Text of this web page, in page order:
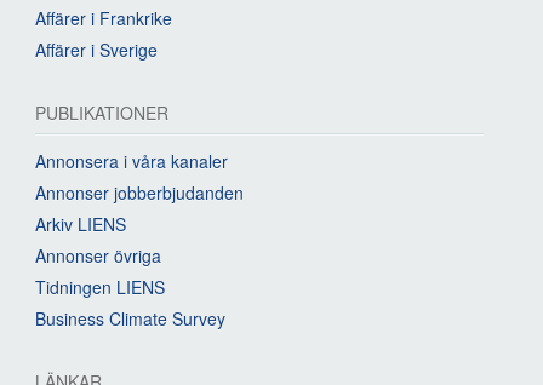
Affärer i Frankrike
Affärer i Sverige
PUBLIKATIONER
Annonsera i våra kanaler
Annonser jobberbjudanden
Arkiv LIENS
Annonser övriga
Tidningen LIENS
Business Climate Survey